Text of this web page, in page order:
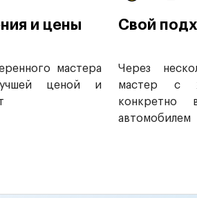
и цены
мастера
ценой и
Свой
Через
мастер с
конкретно
автомобилем